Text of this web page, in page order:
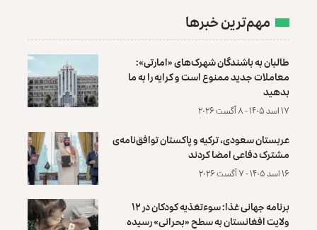
مهم‌ترین خبرها
طالبان به باشندگان شهرک‌های «امارتی»:
معاملات جدید ممنوع است و کرایه را به ما
بدهید
۱۷ اسد ۱۴۰۵ - ۸ آگست ۲۰۲۶
عربستان سعودی، ترکیه و پاکستان توافق‌نامه‌ی
مشترک دفاعی امضا کردند
۱۶ اسد ۱۴۰۵ - ۷ آگست ۲۰۲۶
برنامه جهانی غذا: سوءتغذیه کودکان در ۱۲
ولایت افغانستان به سطح «بحرانی» رسیده